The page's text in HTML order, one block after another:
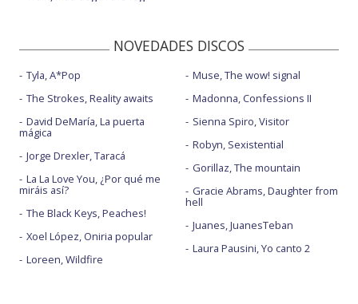
NOVEDADES DISCOS
Tyla, A*Pop
The Strokes, Reality awaits
David DeMaría, La puerta
mágica
Jorge Drexler, Taracá
La La Love You, ¿Por qué me
miráis así?
The Black Keys, Peaches!
Xoel López, Oniria popular
Loreen, Wildfire
Muse, The wow! signal
Madonna, Confessions II
Sienna Spiro, Visitor
Robyn, Sexistential
Gorillaz, The mountain
Gracie Abrams, Daughter from
hell
Juanes, JuanesTeban
Laura Pausini, Yo canto 2